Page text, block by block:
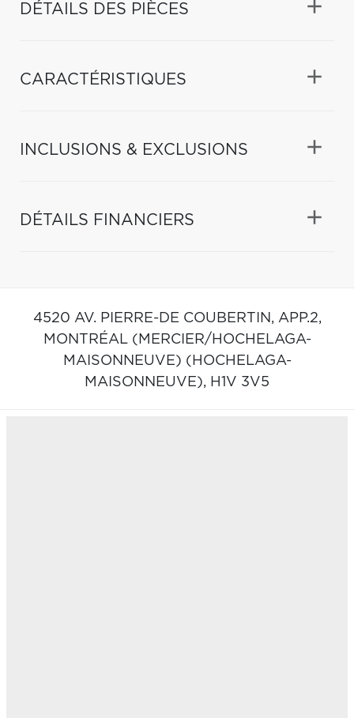
DÉTAILS DES PIÈCES
CARACTÉRISTIQUES
INCLUSIONS & EXCLUSIONS
DÉTAILS FINANCIERS
4520 AV. PIERRE-DE COUBERTIN, APP.2,
MONTRÉAL (MERCIER/HOCHELAGA-
MAISONNEUVE) (HOCHELAGA-
MAISONNEUVE), H1V 3V5